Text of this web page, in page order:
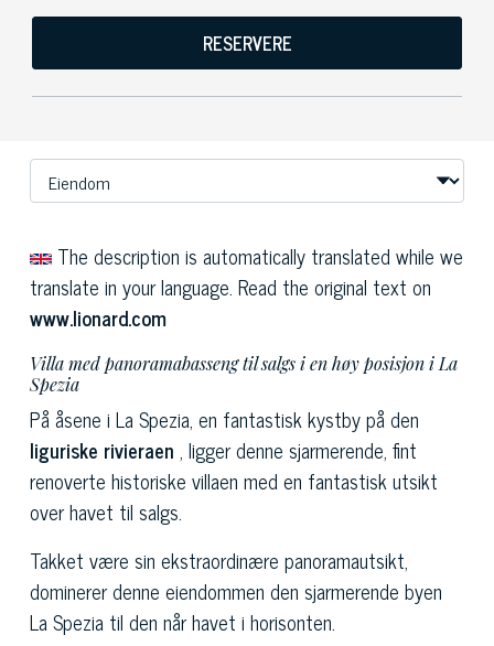
RESERVERE
The description is automatically translated while we
translate in your language. Read the original text on
www.lionard.com
Villa med panoramabasseng til salgs i en høy posisjon i La
Spezia
På åsene i La Spezia, en fantastisk kystby på den
liguriske rivieraen , ligger denne sjarmerende, fint
renoverte historiske villaen med en fantastisk utsikt
over havet til salgs.
Takket være sin ekstraordinære panoramautsikt,
dominerer denne eiendommen den sjarmerende byen
La Spezia til den når havet i horisonten.